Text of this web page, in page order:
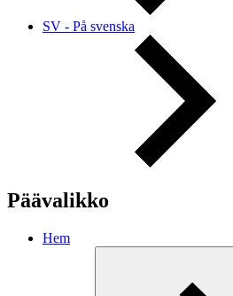
SV - På svenska
Päävalikko
Hem